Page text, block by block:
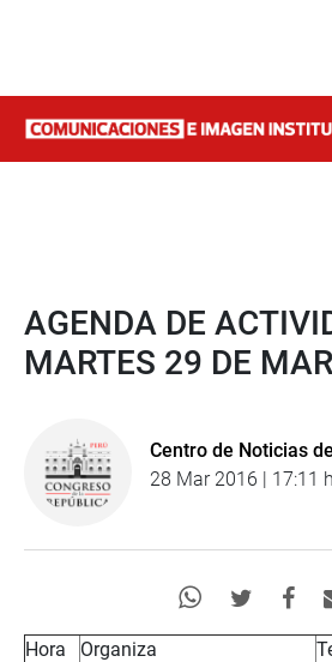
AGENDA DE
MARTES 29 DE
Centro de Noticias
28 Mar 2016 | 17:11 h
Hora Organiza